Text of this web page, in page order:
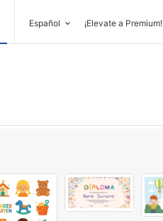
Español ¡Elevate a Premium!